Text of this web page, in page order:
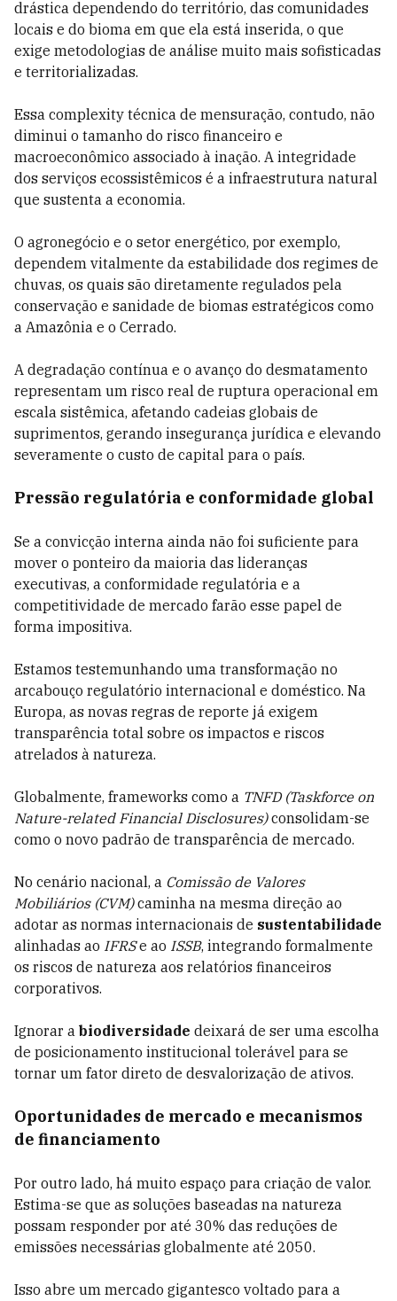
drástica dependendo do território, das comunidades
locais e do bioma em que ela está inserida, o que
exige metodologias de análise muito mais sofisticadas
e territorializadas.
Essa complexity técnica de mensuração, contudo, não
diminui o tamanho do risco financeiro e
macroeconômico associado à inação. A integridade
dos serviços ecossistêmicos é a infraestrutura natural
que sustenta a economia.
O agronegócio e o setor energético, por exemplo,
dependem vitalmente da estabilidade dos regimes de
chuvas, os quais são diretamente regulados pela
conservação e sanidade de biomas estratégicos como
a Amazônia e o Cerrado.
A degradação contínua e o avanço do desmatamento
representam um risco real de ruptura operacional em
escala sistêmica, afetando cadeias globais de
suprimentos, gerando insegurança jurídica e elevando
severamente o custo de capital para o país.
Pressão regulatória e conformidade global
Se a convicção interna ainda não foi suficiente para
mover o ponteiro da maioria das lideranças
executivas, a conformidade regulatória e a
competitividade de mercado farão esse papel de
forma impositiva.
Estamos testemunhando uma transformação no
arcabouço regulatório internacional e doméstico. Na
Europa, as novas regras de reporte já exigem
transparência total sobre os impactos e riscos
atrelados à natureza.
Globalmente, frameworks como a TNFD (Taskforce on
Nature-related Financial Disclosures)consolidam-se
como o novo padrão de transparência de mercado.
No cenário nacional, a Comissão de Valores
Mobiliários (CVM)caminha na mesma direção ao
adotar as normas internacionais de sustentabilidade
alinhadas ao IFRSe ao ISSB, integrando formalmente
os riscos de natureza aos relatórios financeiros
corporativos.
Ignorar a biodiversidade deixará de ser uma escolha
de posicionamento institucional tolerável para se
tornar um fator direto de desvalorização de ativos.
Oportunidades de mercado e mecanismos
de financiamento
Por outro lado, há muito espaço para criação de valor.
Estima-se que as soluções baseadas na natureza
possam responder por até 30% das reduções de
emissões necessárias globalmente até 2050.
Isso abre um mercado gigantesco voltado para a